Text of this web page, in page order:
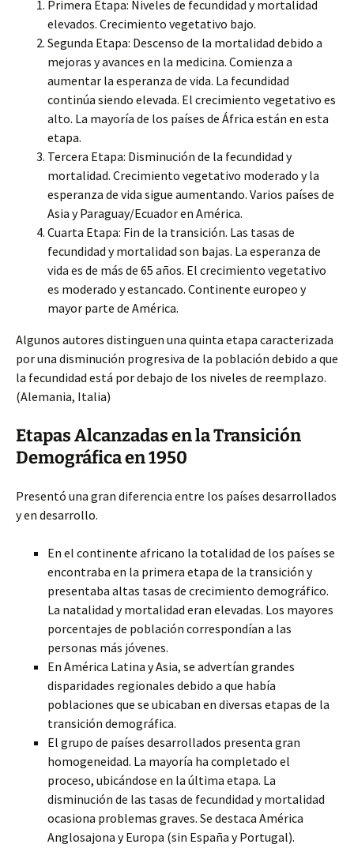
Primera Etapa: Niveles de fecundidad y mortalidad
elevados. Crecimiento vegetativo bajo.
Segunda Etapa: Descenso de la mortalidad debido a
mejoras y avances en la medicina. Comienza a
aumentar la esperanza de vida. La fecundidad
continúa siendo elevada. El crecimiento vegetativo es
alto. La mayoría de los países de África están en esta
etapa.
Tercera Etapa: Disminución de la fecundidad y
mortalidad. Crecimiento vegetativo moderado y la
esperanza de vida sigue aumentando. Varios países de
Asia y Paraguay/Ecuador en América.
Cuarta Etapa: Fin de la transición. Las tasas de
fecundidad y mortalidad son bajas. La esperanza de
vida es de más de 65 años. El crecimiento vegetativo
es moderado y estancado. Continente europeo y
mayor parte de América.
Algunos autores distinguen una quinta etapa caracterizada
por una disminución progresiva de la población debido a que
la fecundidad está por debajo de los niveles de reemplazo.
(Alemania, Italia)
Etapas Alcanzadas en la Transición
Demográfica en 1950
Presentó una gran diferencia entre los países desarrollados
y en desarrollo.
En el continente africano la totalidad de los países se
encontraba en la primera etapa de la transición y
presentaba altas tasas de crecimiento demográfico.
La natalidad y mortalidad eran elevadas. Los mayores
porcentajes de población correspondían a las
personas más jóvenes.
En América Latina y Asia, se advertían grandes
disparidades regionales debido a que había
poblaciones que se ubicaban en diversas etapas de la
transición demográfica.
El grupo de países desarrollados presenta gran
homogeneidad. La mayoría ha completado el
proceso, ubicándose en la última etapa. La
disminución de las tasas de fecundidad y mortalidad
ocasiona problemas graves. Se destaca América
Anglosajona y Europa (sin España y Portugal).